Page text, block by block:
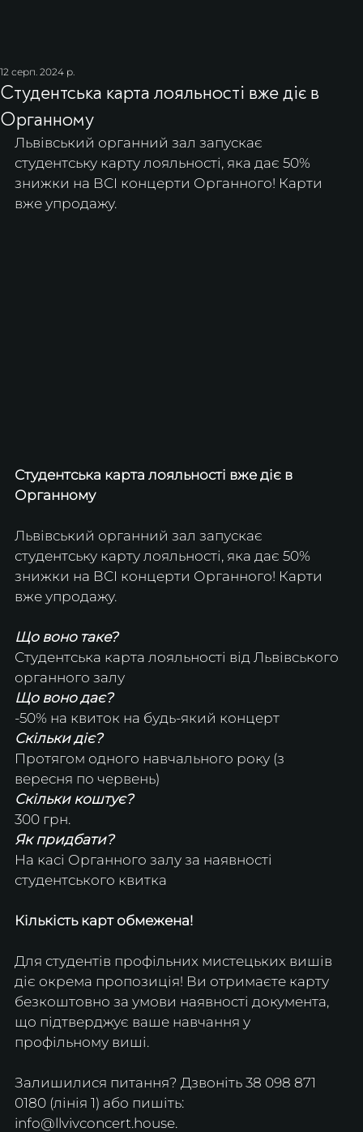
Студентська карта лояльності вже діє в
Органному
12 серп. 2024 р.
Львівський органний зал запускає
студентську карту лояльності, яка дає 50%
знижки на ВСІ концерти Органного! Карти
вже упродажу.
Студентська карта лояльності вже діє в
Органному
Львівський органний зал запускає
студентську карту лояльності, яка дає 50%
знижки на ВСІ концерти Органного! Карти
вже упродажу.
Що воно таке?
Студентська карта лояльності від Львівського
органного залу
Що воно дає?
-50% на квиток на будь-який концерт
Скільки діє?
Протягом одного навчального року (з
вересня по червень)
Скільки коштує?
300 грн.
Як придбати?
На касі Органного залу за наявності
студентського квитка
Кількість карт обмежена!
Для студентів профільних мистецьких вишів
діє окрема пропозиція! Ви отримаєте карту
безкоштовно за умови наявності документа,
що підтверджує ваше навчання у
профільному виші.
Залишилися питання? Дзвоніть 38 098 871
0180 (лінія 1) або пишіть:
info@llvivconcert.house.